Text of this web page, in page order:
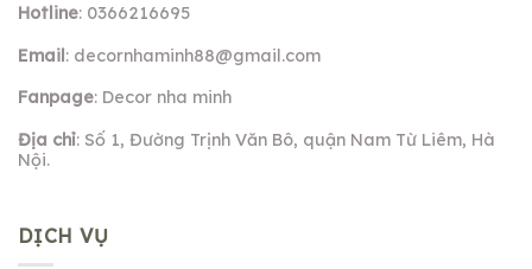
Hotline: 0366216695
Email: decornhaminh88@gmail.com
Fanpage: Decor nha minh
Địa chỉ: Số 1, Đường Trịnh Văn Bô, quận Nam Từ Liêm, Hà
Nội.
DỊCH VỤ